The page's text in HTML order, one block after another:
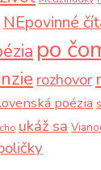
NEpovinné
po
rozhovor
poézia
ukáž sa